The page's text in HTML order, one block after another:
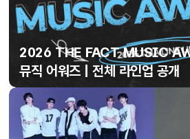
2026 THE FACT MUSIC
뮤직 어워즈 | 전체 라인업 공개